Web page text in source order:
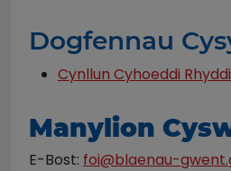
Dogfennau
Cynllun Cyhoeddi
Manylion
E-Bost: foi@blaenau-